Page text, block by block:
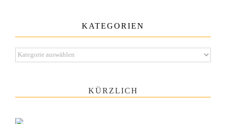
KATEGORIEN
Kategorien
KÜRZLICH